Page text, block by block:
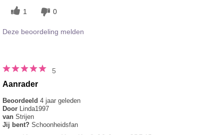
decoratieve make-up?
1 0
Deze beoordeling melden
5
Aanrader
Beoordeeld 4 jaar geleden
Door Linda1997
van Strijen
Jij bent? Schoonheidsfan